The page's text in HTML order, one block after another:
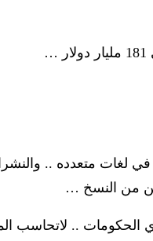
لأغراض التنصير فيبلغ .. 22100 كتاب في
الحكومات .. لاتحاسب